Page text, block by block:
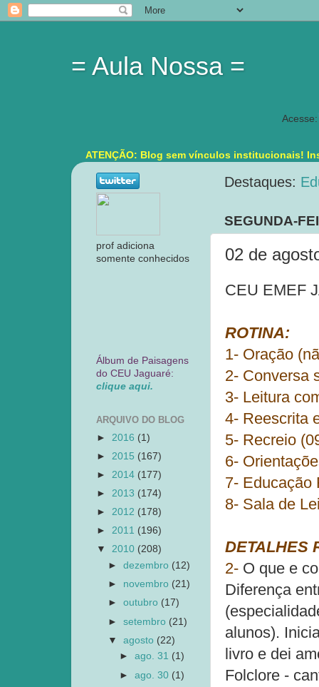
= Aula Nossa =
Acesse:
ATENÇÃO: Blog sem vínculos institucionais!
Destaques:
SEGUNDA-
02 de
CEU EMEF
ROTINA:
1- Oração
2- Conversa
3- Leitura
4- Reescrita
5- Recreio
6-
7- Educação
8- Sala de
DETALHES
2- O que e
Diferença
alunos).
livro e dei
Folclore -
prof adiciona
somente conhecidos
Álbum de Paisagens
do CEU Jaguaré:
clique aqui.
ARQUIVO DO BLOG
► 2016 (1)
► 2015 (167)
► 2014 (177)
► 2013 (174)
► 2012 (178)
► 2011 (196)
▼ 2010 (208)
►dezembro (12)
► novembro (21)
►outubro (17)
►setembro (21)
▼agosto (22)
►ago. 31 (1)
►ago. 30 (1)